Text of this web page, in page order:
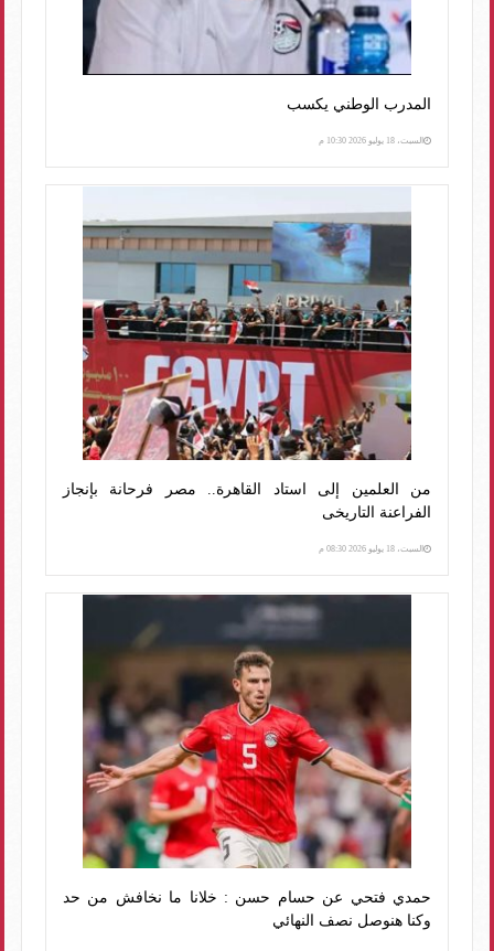
المدرب الوطني يكسب
السبت، 18 يوليو 2026 10:30 م
من العلمين إلى استاد القاهرة.. مصر فرحانة بإنجاز
الفراعنة التاريخى
السبت، 18 يوليو 2026 08:30 م
حمدي فتحي عن حسام حسن : خلانا ما نخافش من حد
وكنا هنوصل نصف النهائي